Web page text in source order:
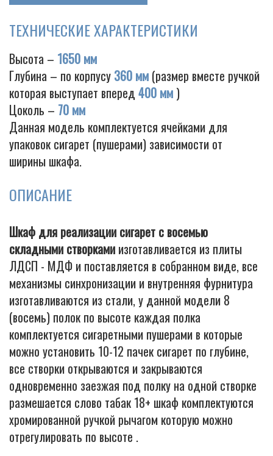
ТЕХНИЧЕСКИЕ ХАРАКТЕРИСТИКИ
Высота – 1650 мм
Глубина – по корпусу 360 мм (размер вместе ручкой
которая выступает вперед400 мм )
Цоколь – 70 мм
Данная модель комплектуется ячейками для
упаковок сигарет (пушерами) зависимости от
ширины шкафа.
ОПИСАНИЕ
Шкаф для реализации сигарет с восемью
складными створками изготавливается из плиты
ЛДСП - МДФ и поставляется в собранном виде, все
механизмы синхронизации и внутренняя фурнитура
изготавливаются из стали, у данной модели 8
(восемь) полок по высоте каждая полка
комплектуется сигаретными пушерами в которые
можно установить 10-12 пачек сигарет по глубине,
все створки открываются и закрываются
одновременно заезжая под полку на одной створке
размешается слово табак 18+ шкаф комплектуются
хромированной ручкой рычагом которую можно
отрегулировать по высоте .